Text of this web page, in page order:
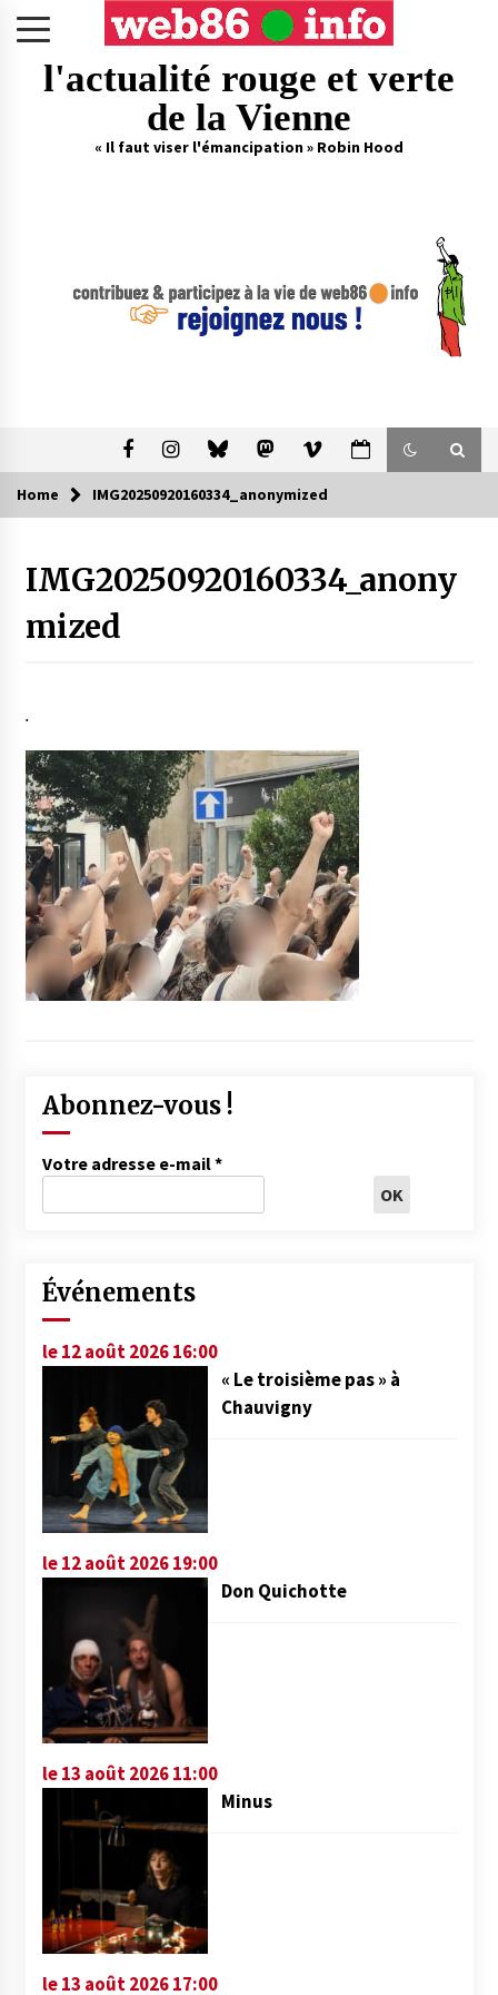
l'actualité rouge et verte
de la Vienne
« Il faut viser l'émancipation » Robin Hood
Home IMG20250920160334_anonymized
IMG20250920160334_anony
mized
.
Abonnez-vous !
Votre adresse e-mail*
Événements
le 12 août 2026 16:00
« Le troisième pas » à
Chauvigny
le 12 août 2026 19:00
Don Quichotte
le 13 août 2026 11:00
Minus
le 13 août 2026 17:00